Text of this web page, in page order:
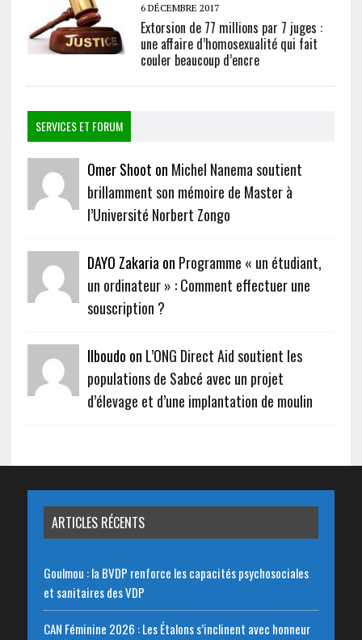
6 DÉCEMBRE 2017
Extorsion de 77 millions par 7 juges :
une affaire d’homosexualité qui fait
couler beaucoup d’encre
SERVICES ET FORUM
Omer Shoot on Michel Nanema soutient
brillamment son mémoire de Master à
l’Université Norbert Zongo
DAYO Zakaria on Programme « un étudiant,
un ordinateur » : Comment effectuer une
souscription ?
Ilboudo on L’ONG Direct Aid soutient les
populations de Sabcé avec un projet
d’élevage et d’une implantation de moulin
ARTICLES RÉCENTS
Goulmou : la BVDP renforce les capacités psychosociales
et sanitaires des VDP
CAN Féminine 2026 : Les Étalons s’inclinent avec honneur